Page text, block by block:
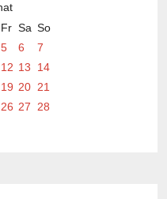
Fr Sa So
5 6
7
12 13
14
19 20 21
26 27 28